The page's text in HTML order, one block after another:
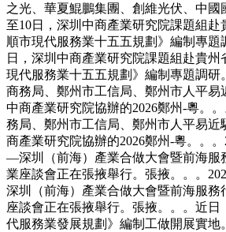
之光、華夏鯤鵬集團、創維光伏、中國
至10日，深圳中商產業研究院課題組
順市現代服務業十五五規劃》編制專題
日，深圳中商產業研究院課題組赴貴
現代服務業十五五規劃》編制專題調研
商務局、鄭州市工信局、鄭州市人平易
中商產業研究院協辦的2026鄭州-粵。
務局、鄭州市工信局、鄭州市人平易近
商產業研究院協辦的2026鄭州-粵。。
—深圳（前海）產業合做大會暨前海服
業座談會正在張掖舉行。張掖。。。
深圳（前海）產業合做大會暨前海服務
座談會正在張掖舉行。張掖。。。近日
代服務業發展規劃》編制工做開展實地